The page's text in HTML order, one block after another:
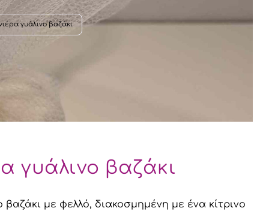
Αξεσουάρ μαλλιών
γυάλινο βαζάκι
γυάλινο βαζάκι
με φελλό, διακοσμημένη με ένα κίτρινο